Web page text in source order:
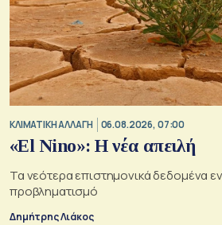
ΚΛΙΜΑΤΙΚΗ ΑΛΛΑΓΗ 06.08.2026, 07:00
«El Nino»: Η νέα απειλή
Τα νεότερα επιστημονικά δεδομένα
προβληματισμό
Δημήτρης Λιάκος